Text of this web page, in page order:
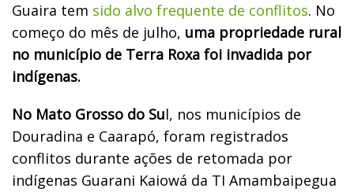
Guaira tem sido alvo frequente de conflitos. No
começo do mês de julho, uma propriedade rural
no município de Terra Roxa foi invadida por
indígenas.
No Mato Grosso do Sul, nos municípios de
Douradina e Caarapó, foram registrados
conflitos durante ações de retomada por
indígenas Guarani Kaiowá da TI Amambaipegua